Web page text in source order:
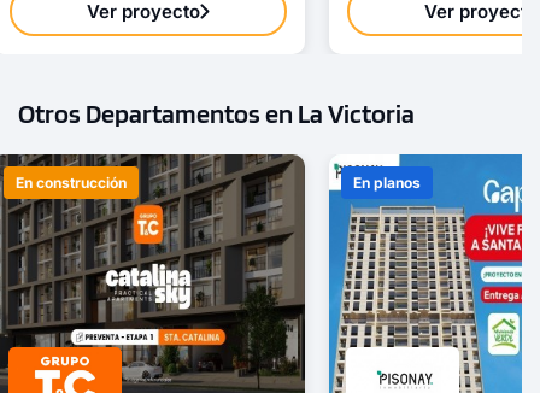
Ver proyecto Ver proyecto
Otros Departamentos en La Victoria
En construcción En planos